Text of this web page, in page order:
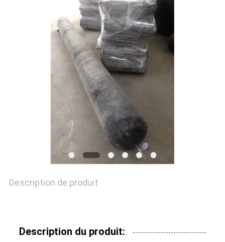
QUALITÉ
CONTACTEZ-
NOUVELLES
CAS
Description de produit
Description du produit: